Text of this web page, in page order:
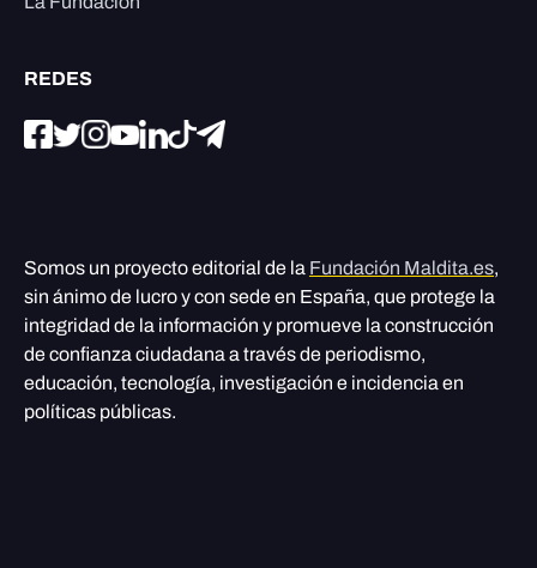
REDES
Somos un proyecto editorial de la Fundación Maldita.es,
sin ánimo de lucro y con sede en España, que protege la
integridad de la información y promueve la construcción
de confianza ciudadana a través de periodismo,
educación, tecnología, investigación e incidencia en
políticas públicas.